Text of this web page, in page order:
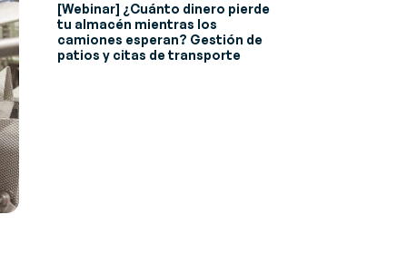
[Webinar] ¿Cuánto dinero pierde
tu almacén mientras los
camiones esperan? Gestión de
patios y citas de transporte